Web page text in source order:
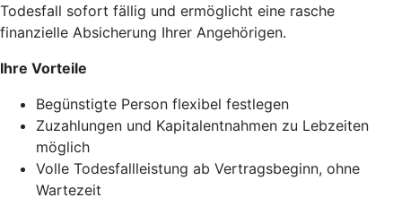
Todesfall sofort fällig und ermöglicht eine rasche
finanzielle Absicherung Ihrer Angehörigen.
Ihre Vorteile
Begünstigte Person flexibel festlegen
Zuzahlungen und Kapitalentnahmen zu Lebzeiten
möglich
Volle Todesfallleistung ab Vertragsbeginn, ohne
Wartezeit